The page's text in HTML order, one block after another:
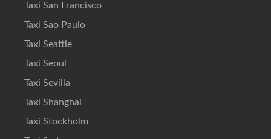
Taxi San Francisco
Taxi Sao Paulo
Taxi Seattle
Taxi Seoul
Taxi Sevilla
Taxi Shanghai
Taxi Stockholm